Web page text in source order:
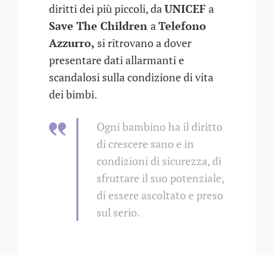
diritti dei più piccoli, daUNICEF a
Save The Children aTelefono
Azzurro, si ritrovano a dover
presentare dati allarmanti e
scandalosi sulla condizione di vita
dei bimbi.
Ogni bambino ha il diritto
di crescere sano e in
condizioni di sicurezza, di
sfruttare il suo potenziale,
di essere ascoltato e preso
sul serio.